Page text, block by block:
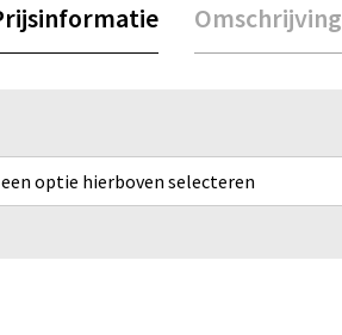
Omschrijving
optie hierboven selecteren